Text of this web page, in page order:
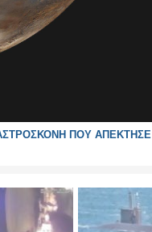
ΠΟΥ ΑΠΕΚΤΗΣΕ